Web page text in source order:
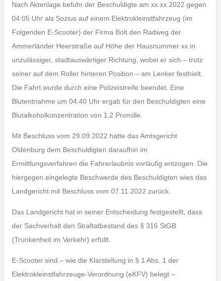
Nach Aktenlage befuhr der Beschuldigte am xx.xx.2022 gegen
04:05 Uhr als Sozius auf einem Elektrokleinstfahrzeug (im
Folgenden E-Scooter) der Firma Bolt den Radweg der
Ammerländer Heerstraße auf Höhe der Hausnummer xx in
unzulässiger, stadtauswärtiger Richtung, wobei er sich – trotz
seiner auf dem Roller hinteren Position – am Lenker festhielt.
Die Fahrt wurde durch eine Polizeistreife beendet. Eine
Blutentnahme um 04:40 Uhr ergab für den Beschuldigten eine
Blutalkoholkonzentration von 1,2 Promille.
Mit Beschluss vom 29.09.2022 hatte das Amtsgericht
Oldenburg dem Beschuldigten daraufhin im
Ermittlungsverfahren die Fahrerlaubnis vorläufig entzogen. Die
hiergegen eingelegte Beschwerde des Beschuldigten wies das
Landgericht mit Beschluss vom 07.11.2022 zurück.
Das Landgericht hat in seiner Entscheidung festgestellt, dass
der Sachverhalt den Straftatbestand des § 316 StGB
(Trunkenheit im Verkehr) erfüllt.
E-Scooter sind – wie die Klarstellung in § 1 Abs. 1 der
Elektrokleinstfahrzeuge-Verordnung (eKFV) belegt –